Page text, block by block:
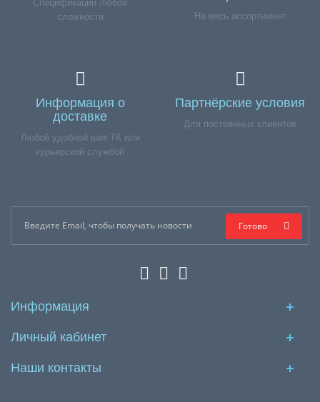
Спецификации любой
сложности
На весь ассортимент
Информация о
доставке
Любой удобной вам ТК или
курьерской службой
Партнёрские условия
Для постоянных клиентов
Готово
Информация
Личный кабинет
Наши контакты